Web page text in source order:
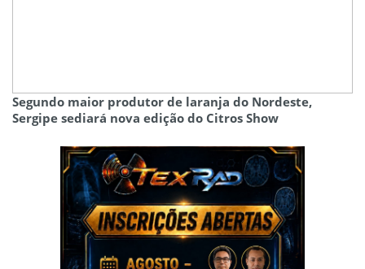
Segundo maior produtor de laranja do Nordeste,
Sergipe sediará nova edição do Citros Show